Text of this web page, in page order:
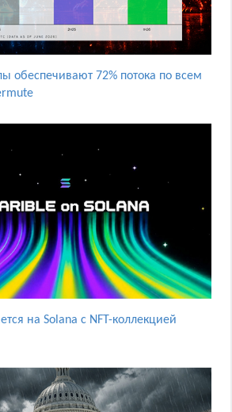
обеспечивают 72% потока по всем
на Solana с NFT-коллекцией